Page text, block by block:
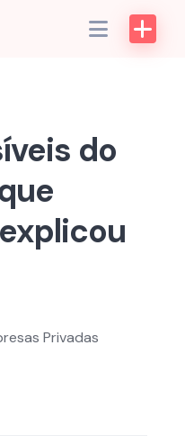
do
Privadas